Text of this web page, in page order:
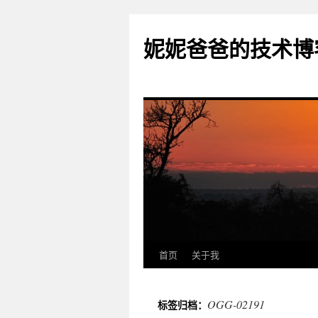
妮妮爸爸的技术
正
首页 关于我
标签归档： OGG-02191